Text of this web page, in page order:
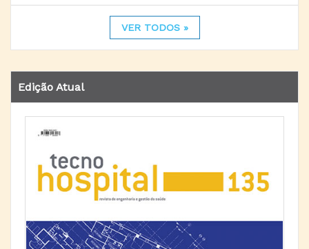
VER TODOS »
Edição Atual